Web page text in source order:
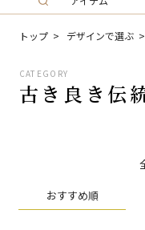
トップ デザインで選ぶ
CATEGORY
古き良き伝
おすすめ順